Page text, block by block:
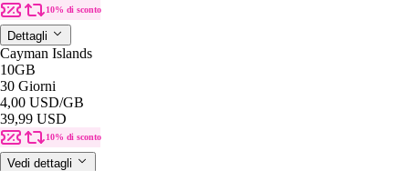
10% di sconto
Dettagli
Cayman Islands
10GB
30 Giorni
4,00 USD/GB
39,99 USD
10% di sconto
Vedi dettagli